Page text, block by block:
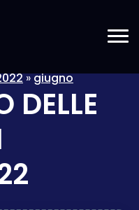
»giugno
DELLE